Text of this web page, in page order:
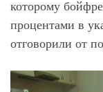
которому
процентами в
отговорили от